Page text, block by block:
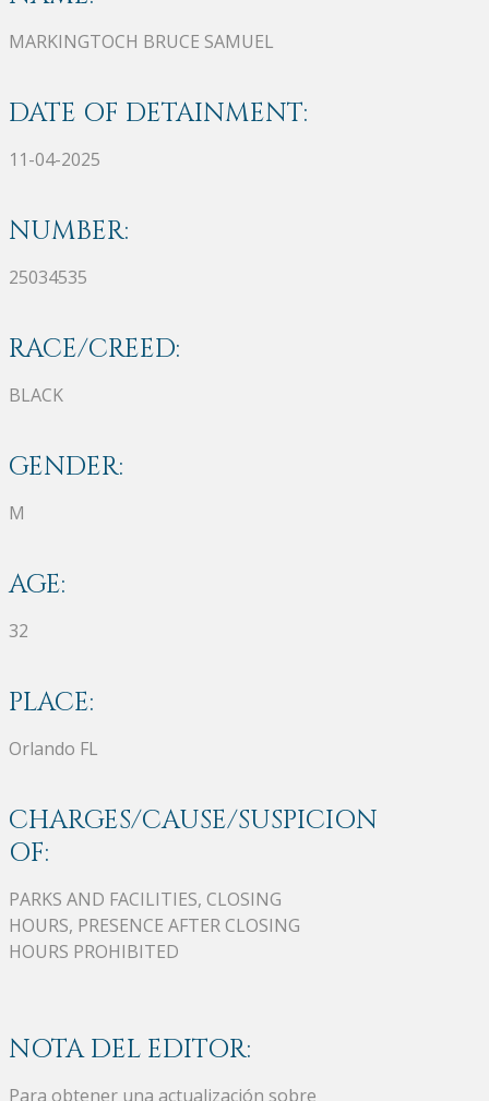
MARKINGTOCH BRUCE SAMUEL
DATE OF DETAINMENT:
11-04-2025
NUMBER:
25034535
RACE/CREED:
BLACK
GENDER:
M
AGE:
32
PLACE:
Orlando FL
CHARGES/CAUSE/SUSPICION
OF:
PARKS AND FACILITIES, CLOSING
HOURS, PRESENCE AFTER CLOSING
HOURS PROHIBITED
NOTA DEL EDITOR:
Para obtener una actualización sobre